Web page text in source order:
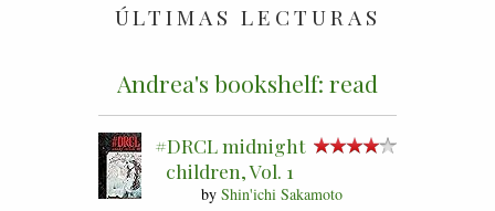
ÚLTIMAS LECTURAS
Andrea's bookshelf: read
#DRCL midnight
children, Vol. 1
by Shin'ichi Sakamoto